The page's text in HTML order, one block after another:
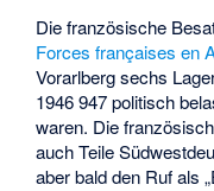
Die französische
Forces françaises en
Vorarlberg sechs
1946 947 politisch
waren. Die
auch Teile
aber bald den Ruf als